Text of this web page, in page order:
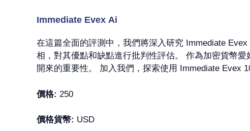
Immediate Evex Ai
在這篇全面的評測中，我們將深入研究 Immediate
相，對其優點和缺點進行批判性評估。 作為加密貨幣
開來的重要性。 加入我們，探索使用 Immediate Evex
價格: 250
價格貨幣: USD